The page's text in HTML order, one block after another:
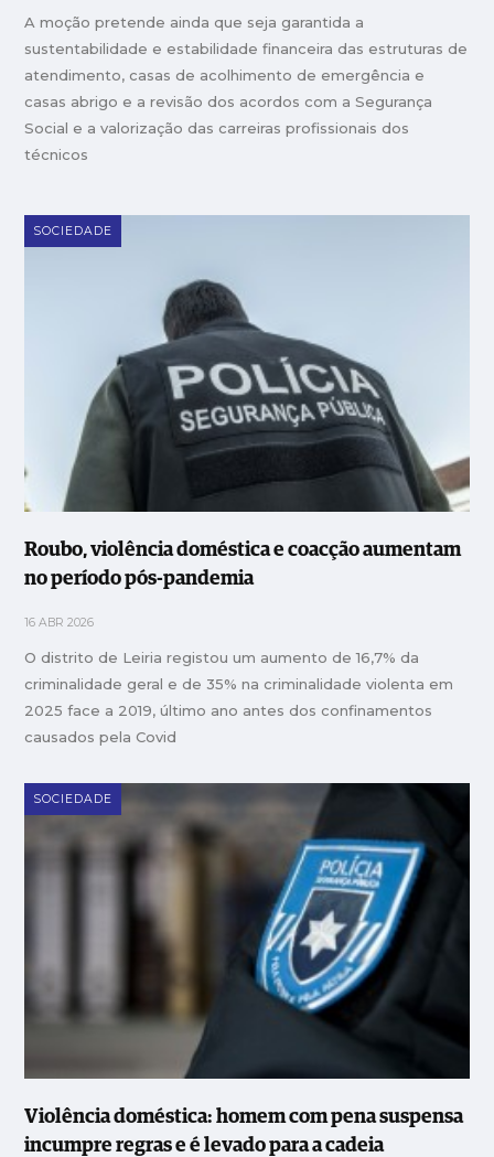
A moção pretende ainda que seja garantida a
sustentabilidade e estabilidade financeira das estruturas de
atendimento, casas de acolhimento de emergência e
casas abrigo e a revisão dos acordos com a Segurança
Social e a valorização das carreiras profissionais dos
técnicos
SOCIEDADE
Roubo, violência doméstica e coacção aumentam
no período pós-pandemia
16 ABR 2026
O distrito de Leiria registou um aumento de 16,7% da
criminalidade geral e de 35% na criminalidade violenta em
2025 face a 2019, último ano antes dos confinamentos
causados pela Covid
SOCIEDADE
Violência doméstica: homem com pena suspensa
incumpre regras e é levado para a cadeia